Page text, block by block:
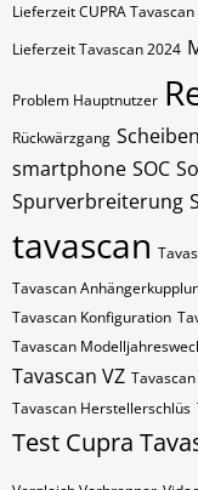
Lieferzeit CUPRA Tavascan
Lieferzeit Tavascan 2024
Problem Hauptnutzer
Rückwärzgang
smartphone SOC
Spurverbreiterung
tavascan
Tavascan
Tavascan Konfiguration
Tavascan
Tavascan VZ Tavascan​​​​
Tavascan​​​​​ Herstellerschlüs
Test Cupra